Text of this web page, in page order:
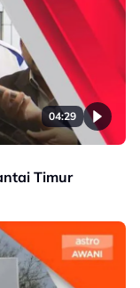
04:29
Timur